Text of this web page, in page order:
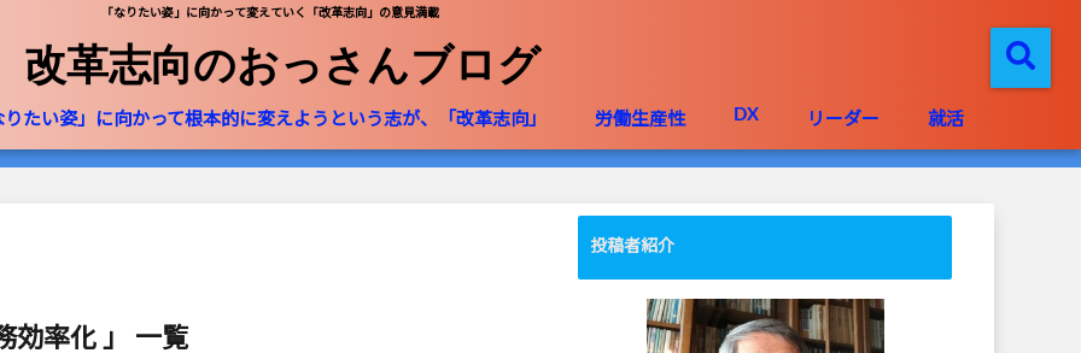
「なりたい姿」に向かって変えていく「改革志向」の意見満載
改革志向のおっさんブログ
りたい姿」に向かって根本的に変えようという志が、「改革志向」 労働生産性 DX リーダー 就活
効率化 」 一覧
投稿者紹介